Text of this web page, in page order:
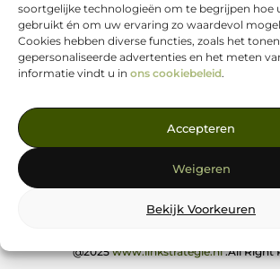
soortgelijke technologieën om te begrijpen hoe
gebruikt én om uw ervaring zo waardevol
Cookies hebben diverse functies, zoals het
gepersonaliseerde advertenties en het meten
informatie vindt u in ons cookiebeleid.
Accepteren
Weigeren
Bekijk Voorkeuren
Jouw Bron voor Blogs en
— Ontdek inspirerende verhalen, nuttige
artikelen, allemaal op één centrale plek.
vandaag op
@2025www.linkstrategie.nl.All Right